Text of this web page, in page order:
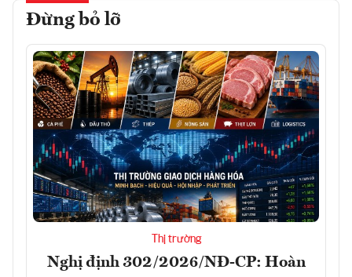
Đừng bỏ lỡ
Thị trường
Nghị định 302/2026/NĐ-CP: Hoàn